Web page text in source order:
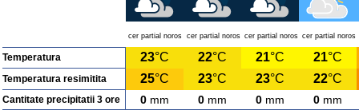
cer partial noros cer partial noros cer partial noros cer partial noros
Temperatura 23°C 22°C 21°C 21°C
Temperatura resimitita 25°C 23°C 23°C 22°C
Cantitate precipitatii 3 ore 0 mm 0 mm 0 mm 0 mm